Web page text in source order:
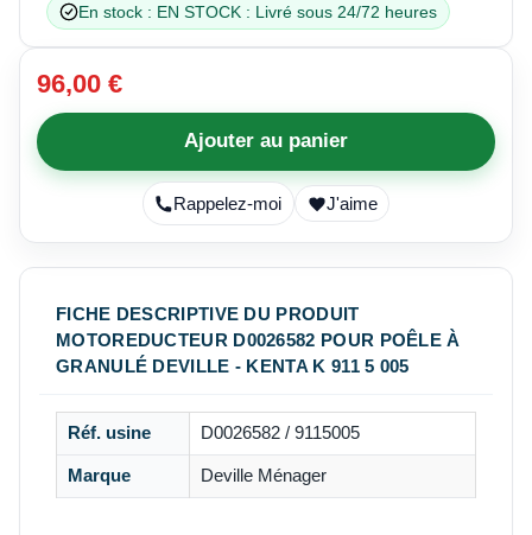
En stock : EN STOCK : Livré sous 24/72 heures
96,00 €
Ajouter au panier
Rappelez-moi J'aime
FICHE DESCRIPTIVE DU PRODUIT
MOTOREDUCTEUR D0026582 POUR POÊLE À
GRANULÉ DEVILLE - KENTA K 911 5 005
Réf. usine D0026582 / 9115005
Marque Deville Ménager